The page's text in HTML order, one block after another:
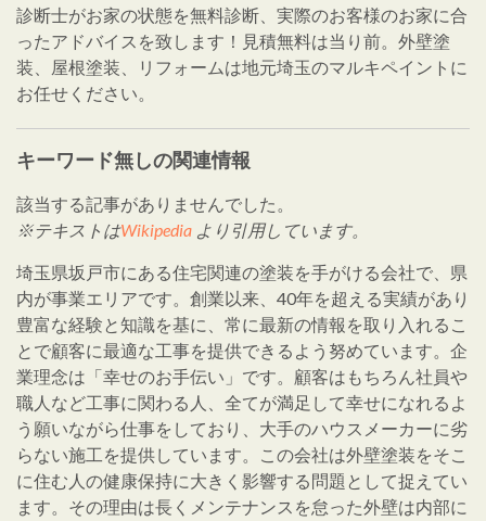
診断士がお家の状態を無料診断、実際のお客様のお家に合
ったアドバイスを致します！見積無料は当り前。外壁塗
装、屋根塗装、リフォームは地元埼玉のマルキペイントに
お任せください。
キーワード無しの関連情報
該当する記事がありませんでした。
※テキストはWikipedia より引用しています。
埼玉県坂戸市にある住宅関連の塗装を手がける会社で、県
内が事業エリアです。創業以来、40年を超える実績があり
豊富な経験と知識を基に、常に最新の情報を取り入れるこ
とで顧客に最適な工事を提供できるよう努めています。企
業理念は「幸せのお手伝い」です。顧客はもちろん社員や
職人など工事に関わる人、全てが満足して幸せになれるよ
う願いながら仕事をしており、大手のハウスメーカーに劣
らない施工を提供しています。この会社は外壁塗装をそこ
に住む人の健康保持に大きく影響する問題として捉えてい
ます。その理由は長くメンテナンスを怠った外壁は内部に